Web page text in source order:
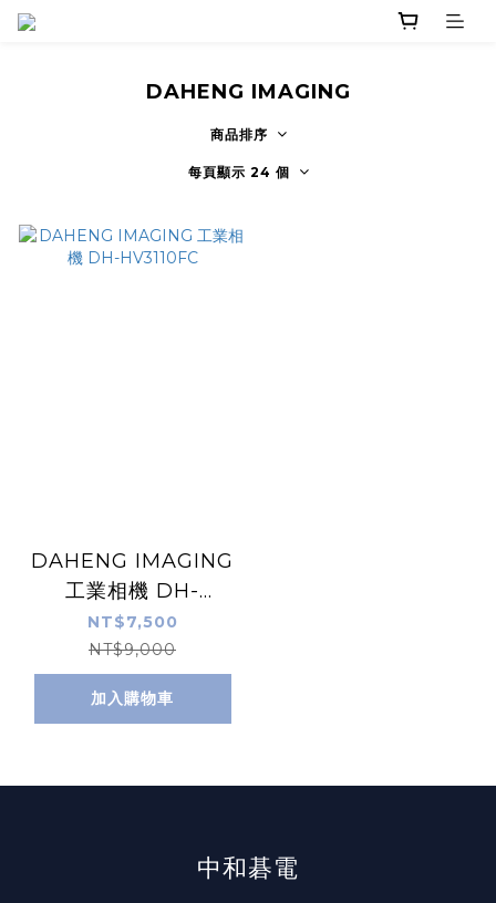
DAHENG IMAGING
商品排序
每頁顯示 24 個
DAHENG IMAGING
工業相機 DH-
HV3110FC
NT$7,500
NT$9,000
加入購物車
中和碁電